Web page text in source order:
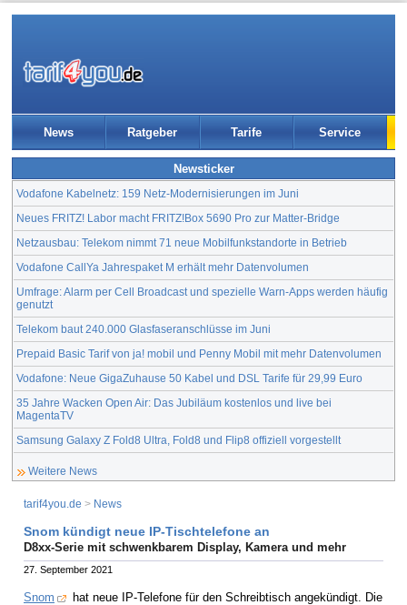
News Ratgeber Tarife Service
Newsticker
Vodafone Kabelnetz: 159 Netz-Modernisierungen im Juni
Neues FRITZ! Labor macht FRITZ!Box 5690 Pro zur Matter-Bridge
Netzausbau: Telekom nimmt 71 neue Mobilfunkstandorte in Betrieb
Vodafone CallYa Jahrespaket M erhält mehr Datenvolumen
Umfrage: Alarm per Cell Broadcast und spezielle Warn-Apps werden häufig
genutzt
Telekom baut 240.000 Glasfaseranschlüsse im Juni
Prepaid Basic Tarif von ja! mobil und Penny Mobil mit mehr Datenvolumen
Vodafone: Neue GigaZuhause 50 Kabel und DSL Tarife für 29,99 Euro
35 Jahre Wacken Open Air: Das Jubiläum kostenlos und live bei
MagentaTV
Samsung Galaxy Z Fold8 Ultra, Fold8 und Flip8 offiziell vorgestellt
Weitere News
tarif4you.de > News
Snom kündigt neue IP-Tischtelefone an
D8xx-Serie mit schwenkbarem Display, Kamera und mehr
27. September 2021
Snom
hat neue IP-Telefone für den Schreibtisch angekündigt. Die